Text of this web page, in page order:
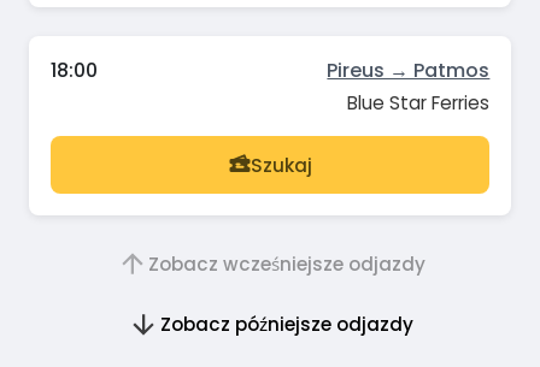
18:00 Pireus → Patmos
Blue Star Ferries
Szukaj
Zobacz wcześniejsze odjazdy
Zobacz późniejsze odjazdy